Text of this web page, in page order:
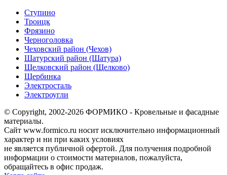
Ступино
Троицк
Фрязино
Черноголовка
Чеховский район (Чехов)
Шатурский район (Шатура)
Щелковский район (Щелково)
Щербинка
Электросталь
Электроугли
© Copyright, 2002-2026 ФОРМИКО - Кровельные и фасадные
материалы.
Сайт www.formico.ru носит исключительно информационный
характер и ни при каких условиях
не является публичной офертой. Для получения подробной
информации о стоимости материалов, пожалуйста,
обращайтесь в офис продаж.